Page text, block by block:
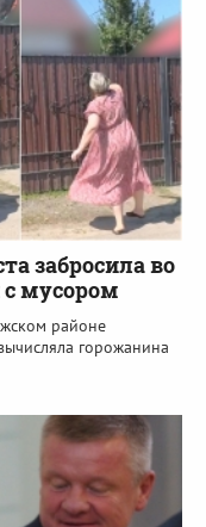
забросила во
мусором
районе
горожанина